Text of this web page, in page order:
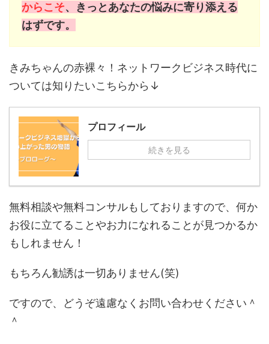
からこそ、きっとあなたの悩みに寄り添える
はずです。
きみちゃんの赤裸々！ネットワークビジネス時代に
ついては知りたいこちらから↓
プロフィール
続きを見る
無料相談や無料コンサルもしておりますので、何か
お役に立てることやお力になれることが見つかるか
もしれません！
もちろん勧誘は一切ありません(笑)
ですので、どうぞ遠慮なくお問い合わせください＾
＾